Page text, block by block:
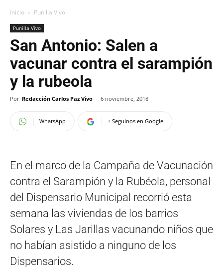
Inicio Punilla Vivo
Punilla Vivo
San Antonio: Salen a
vacunar contra el sarampión
y la rubeola
Por Redacción Carlos Paz Vivo - 6 noviembre, 2018
WhatsApp + Seguinos en Google
En el marco de la Campaña de Vacunación
contra el Sarampión y la Rubéola, personal
del Dispensario Municipal recorrió esta
semana las viviendas de los barrios
Solares y Las Jarillas vacunando niños que
no habían asistido a ninguno de los
Dispensarios.